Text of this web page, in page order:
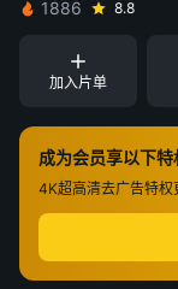
1886
8.8
加入片单
成为会员享以下特
4K超高清去广告特权